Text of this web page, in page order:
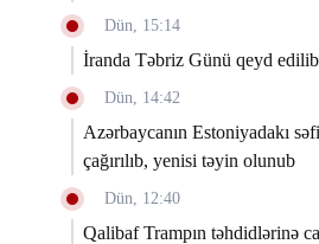
Dün, 15:14
İranda Təbriz Günü qeyd edilib
Dün, 14:42
Azərbaycanın Estoniyadakı
çağırılıb, yenisi təyin olunub
Dün, 12:40
Qalibaf Trampın təhdidlərinə